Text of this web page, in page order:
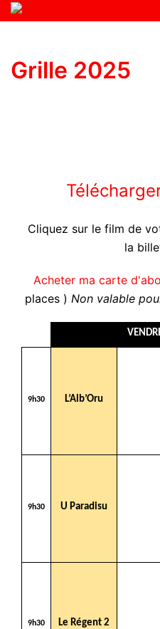
Grille 2025
Cliquez sur le film de
la
Acheter ma carte
places ) Non valable
9h30 L’Alb’Oru
9h30 U Paradisu
9h30 Le Régent 2